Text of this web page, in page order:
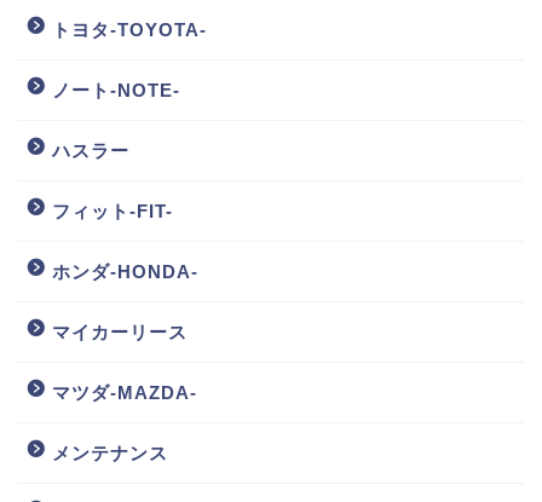
トヨタ-TOYOTA-
ノート-NOTE-
ハスラー
フィット-FIT-
ホンダ-HONDA-
マイカーリース
マツダ-MAZDA-
メンテナンス